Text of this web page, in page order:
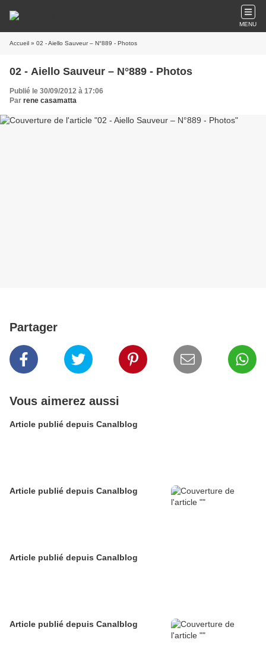
MENU
Accueil » 02 - Aiello Sauveur – N°889 - Photos
02 - Aiello Sauveur – N°889 - Photos
Publié le 30/09/2012 à 17:06
Par rene casamatta
Partager
Vous aimerez aussi
Article publié depuis Canalblog
Article publié depuis Canalblog
Article publié depuis Canalblog
Article publié depuis Canalblog